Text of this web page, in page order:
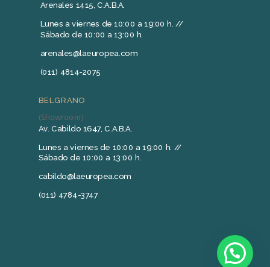
Arenales 1415, C.A.B.A.
Lunes a viernes de 10:00 a 19:00 h. //
Sábado de 10:00 a 13:00 h.
arenales@laeuropea.com
(011) 4814-2075
BELGRANO
(Showroom)
Av. Cabildo 1647, C.A.B.A.
Lunes a viernes de 10:00 a 19:00 h. //
Sábado de 10:00 a 13:00 h.
cabildo@laeuropea.com
(011) 4784-3747